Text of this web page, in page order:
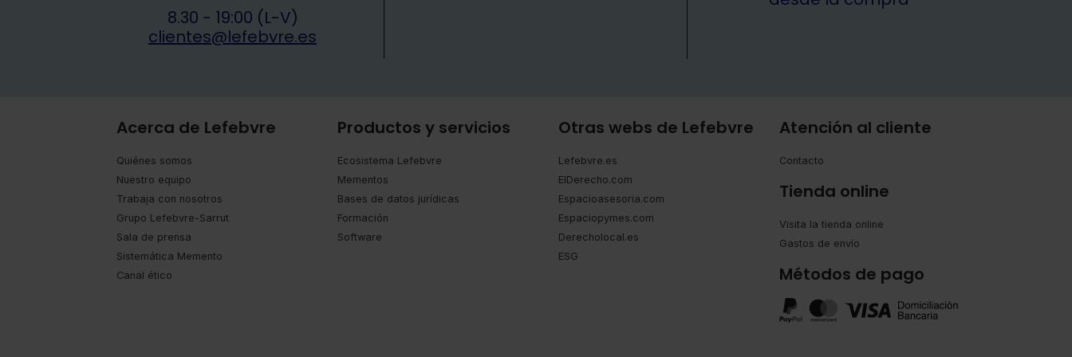
8.30 - 19:00 (L-V)
clientes@lefebvre.es
Acerca de Lefebvre
Quiénes somos
Nuestro equipo
Trabaja con nosotros
Grupo Lefebvre-Sarrut
Sala de prensa
Sistemática Memento
Canal ético
Productos y servicios
Ecosistema Lefebvre
Mementos
Bases de datos jurídicas
Formación
Software
Otras webs de Lefebvre
Lefebvre.es
ElDerecho.com
Espacioasesoria.com
Espaciopymes.com
Derecholocal.es
ESG
Atención al cliente
Contacto
Tienda online
Visita la tienda online
Gastos de envío
Métodos de pago